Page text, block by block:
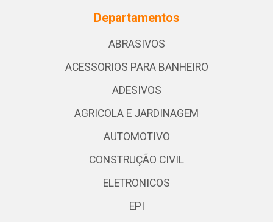
Departamentos
ABRASIVOS
ACESSORIOS PARA BANHEIRO
ADESIVOS
AGRICOLA E JARDINAGEM
AUTOMOTIVO
CONSTRUÇÃO CIVIL
ELETRONICOS
EPI